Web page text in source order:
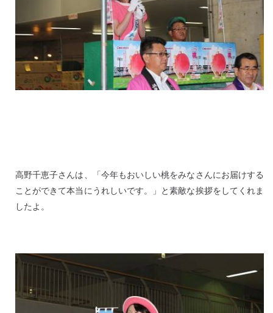
高野千恵子さんは、「今年もおいしい桃をみなさんにお届けする
ことができて本当にうれしいです。」と素敵な挨拶をしてくれま
したよ。